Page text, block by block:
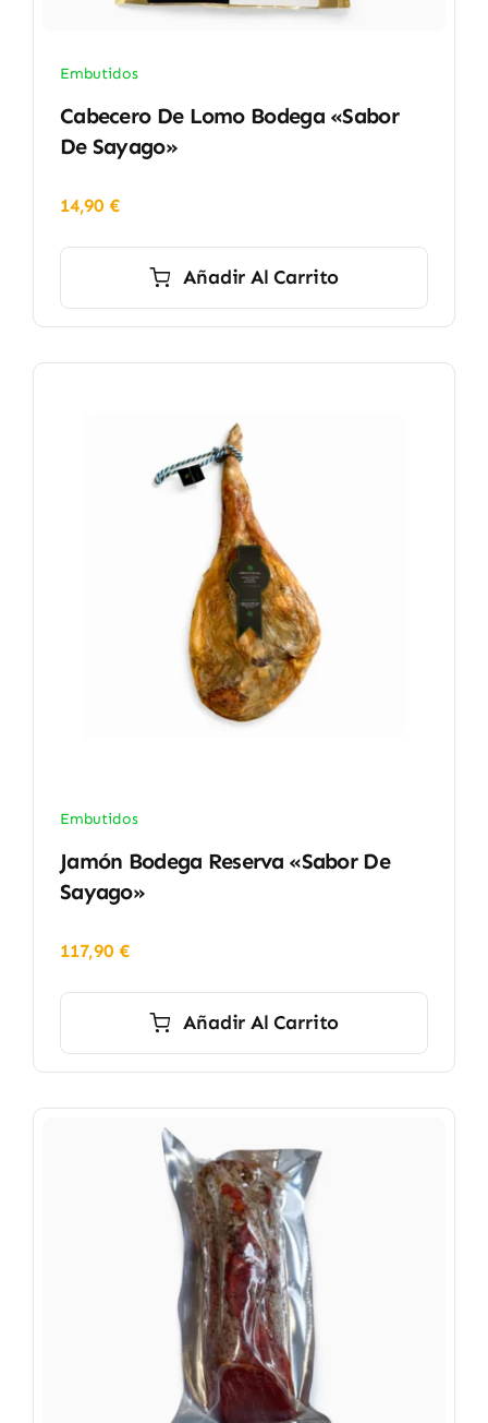
Embutidos
Cabecero De Lomo Bodega «Sabor
De Sayago»
14,90 €
Añadir Al Carrito
Embutidos
Jamón Bodega Reserva «Sabor De
Sayago»
117,90 €
Añadir Al Carrito